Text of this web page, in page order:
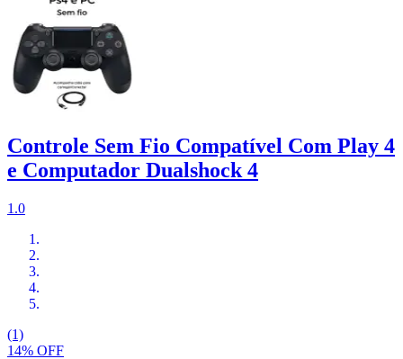
Controle Sem Fio Compatível Com Play 4
e Computador Dualshock 4
1.0
(1)
14% OFF